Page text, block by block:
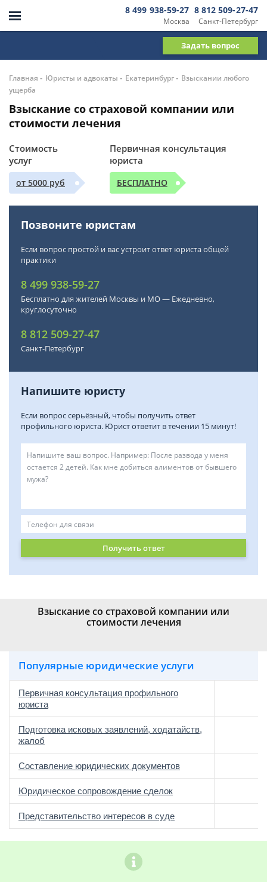
Москва
8 499 938-59-27
Санкт-Петербург
8 812 509-27-47
Задать вопрос
Главная - Юристы и адвокаты - Екатеринбург- Взыскании любого
ущерба
Взыскание со страховой компании или
стоимости лечения
Стоимость
услуг
от 5000 руб
Первичная консультация
юриста
БЕСПЛАТНО
Позвоните юристам
Если вопрос простой и вас устроит ответ юриста общей
практики
8 499 938-59-27
Бесплатно для жителей Москвы и МО — Ежедневно,
круглосуточно
8 812 509-27-47
Санкт-Петербург
Напишите юристу
Если вопрос серьёзный, чтобы получить ответ
профильного юриста. Юрист ответит в течении 15 минут!
Получить ответ
Взыскание со страховой компании или
стоимости лечения
Популярные юридические услуги
Первичная консультация профильного
юриста
Подготовка исковых заявлений, ходатайств,
жалоб
Составление юридических документов
Юридическое сопровождение сделок
Представительство интересов в суде